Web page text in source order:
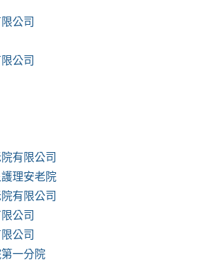
公司
公司
有限公司
理安老院
有限公司
公司
公司
一分院